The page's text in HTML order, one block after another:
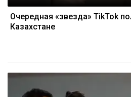
Очередная «звезда» TikTok
Казахстане